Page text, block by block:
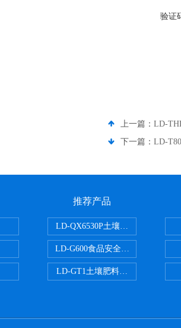
验证
上一篇： LD-
下一篇： LD-
推荐产品
LD-QX6530P土壤氧化还原电位检
LD-G600食品安全检测仪
LD-GT1土壤肥料养分检测仪